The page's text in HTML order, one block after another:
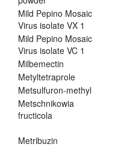
Mild Pepino Mosaic
Virus isolate VX 1
Mild Pepino Mosaic
Virus isolate VC 1
Milbemectin
Metyltetraprole
Metsulfuron-methyl
Metschnikowia
fructicola
Metribuzin